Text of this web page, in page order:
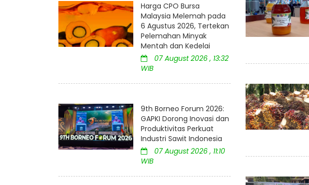
Harga CPO Bursa
Malaysia Melemah pada
6 Agustus 2026, Tertekan
Pelemahan Minyak
Mentah dan Kedelai
07 August 2026 , 13:32
WIB
9th Borneo Forum 2026:
GAPKI Dorong Inovasi dan
Produktivitas Perkuat
Industri Sawit Indonesia
07 August 2026 , 11:10
WIB